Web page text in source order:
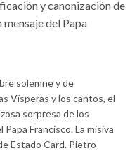
y canonización de
mensaje del Papa
solemne y de
Vísperas y los cantos, el
sorpresa de los
Francisco. La misiva
Estado Card. Pietro